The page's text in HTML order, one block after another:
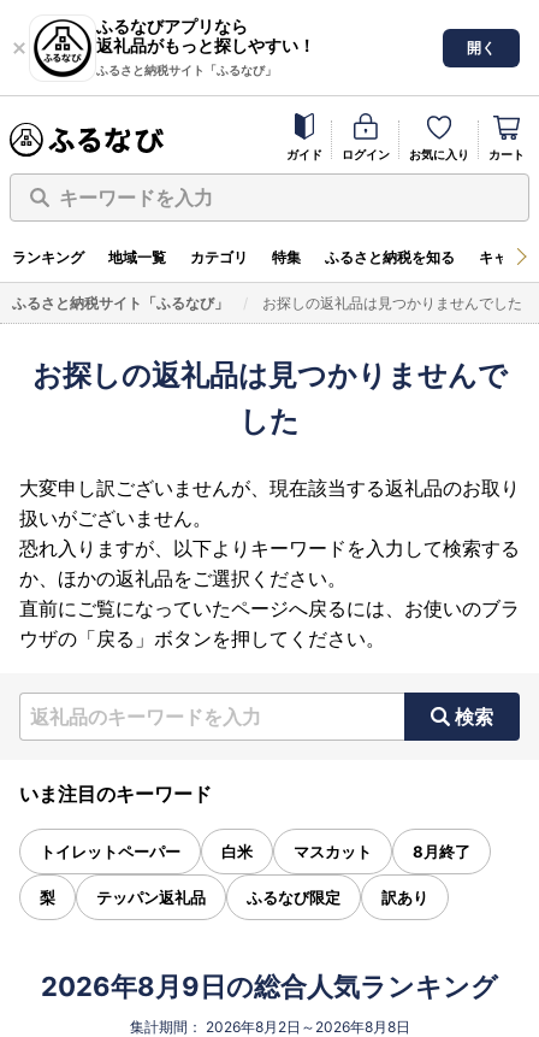
ふるなびアプリなら
返礼品がもっと探しやすい！
ふるさと納税サイト「ふるなび」
開く
ガイド ログイン お気に入り カート
キーワードを入力
ランキング 地域一覧 カテゴリ 特集 ふるさと納税を知る キャン
ふるさと納税サイト「ふるなび」 お探しの返礼品は見つかりませんでした
お探しの返礼品は見つかりませんで
した
大変申し訳ございませんが、現在該当する返礼品のお取り
扱いがございません。
恐れ入りますが、以下よりキーワードを入力して検索する
か、ほかの返礼品をご選択ください。
直前にご覧になっていたページへ戻るには、お使いのブラ
ウザの「戻る」ボタンを押してください。
検索
いま注目のキーワード
トイレットペーパー 白米 マスカット 8月終了
梨 テッパン返礼品 ふるなび限定 訳あり
2026年8月9日の総合人気ランキング
集計期間： 2026年8月2日～2026年8月8日